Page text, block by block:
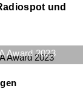
und
Award 2023